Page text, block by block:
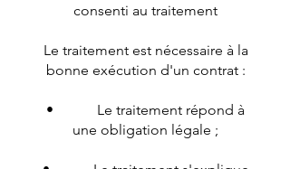
consenti au traitement
Le traitement est nécessaire à la
bonne exécution d'un contrat :
• Le traitement répond à
une obligation légale ;